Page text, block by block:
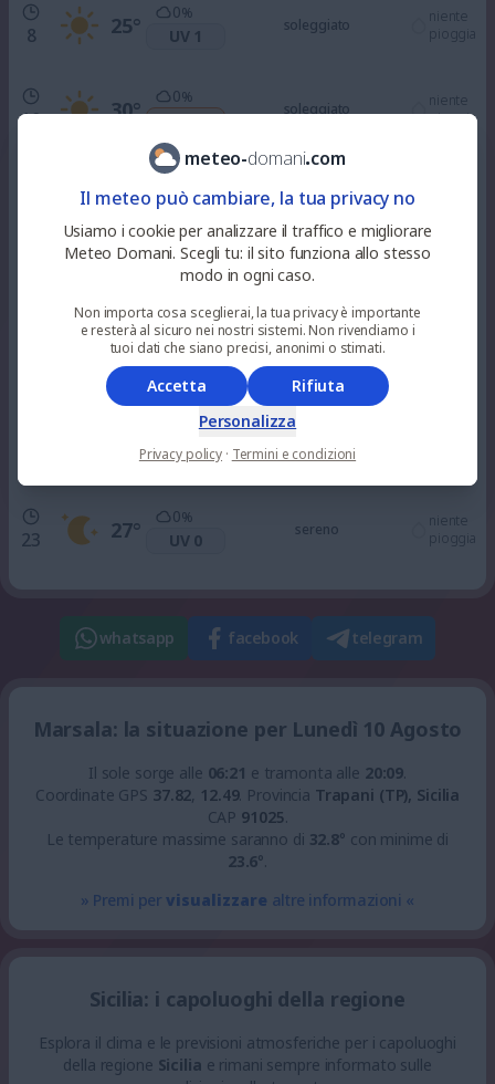
8 25°
0%
UV 1
soleggiato
niente
pioggia
10 30°
0%
UV 4
soleggiato
niente
pioggia
32° UV 7
soleggiato
0%
UV 8
soleggiato
32°
2%
UV 3
° UV 0
sereno
23 27°
0%
UV 0
sereno
niente
pioggia
whatsapp facebook telegram
Marsala: la situazione per Lunedì 10 Agosto
Il sole sorge alle 06:21 e tramonta alle 20:09.
Coordinate GPS 37.82, 12.49. Provincia Trapani (TP), Sicilia
CAP 91025.
Le temperature massime saranno di 32.8° con minime di
23.6°.
» Premi pervisualizzare altre informazioni «
Sicilia: i capoluoghi della regione
Esplora il clima e le previsioni atmosferiche per i capoluoghi
della regione Sicilia e rimani sempre informato sulle
meteo-domani.com
Il meteo può cambiare, la tua privacy no
Usiamo i cookie per analizzare il traffico e migliorare
Meteo Domani. Scegli tu: il sito funziona allo stesso
modo in ogni caso.
Non importa cosa sceglierai, la tua privacy è importante
e resterà al sicuro nei nostri sistemi. Non rivendiamo i
tuoi dati che siano precisi, anonimi o stimati.
Accetta
Rifiuta
Personalizza
Privacy policy · Termini e condizioni